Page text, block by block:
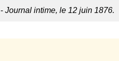
- Journal intime, le 12 juin 1876.